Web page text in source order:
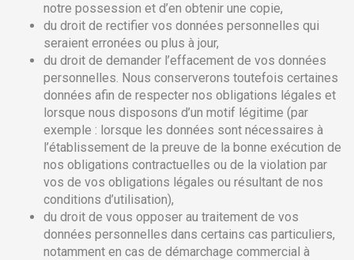
notre possession et d’en obtenir une copie,
du droit de rectifier vos données personnelles qui
seraient erronées ou plus à jour,
du droit de demander l’effacement de vos données
personnelles. Nous conserverons toutefois certaines
données afin de respecter nos obligations légales et
lorsque nous disposons d’un motif légitime (par
exemple : lorsque les données sont nécessaires à
l’établissement de la preuve de la bonne exécution de
nos obligations contractuelles ou de la violation par
vos de vos obligations légales ou résultant de nos
conditions d’utilisation),
du droit de vous opposer au traitement de vos
données personnelles dans certains cas particuliers,
notamment en cas de démarchage commercial à